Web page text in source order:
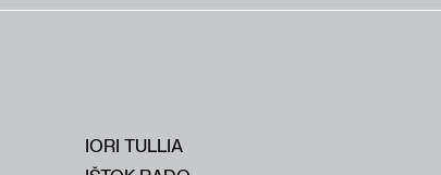
IORI TULLIA